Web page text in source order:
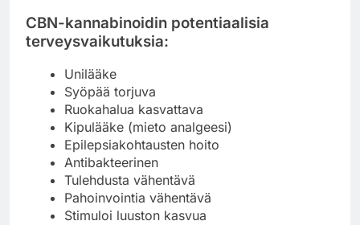
CBN-kannabinoidin potentiaalisia
terveysvaikutuksia:
Unilääke
Syöpää torjuva
Ruokahalua kasvattava
Kipulääke (mieto analgeesi)
Epilepsiakohtausten hoito
Antibakteerinen
Tulehdusta vähentävä
Pahoinvointia vähentävä
Stimuloi luuston kasvua